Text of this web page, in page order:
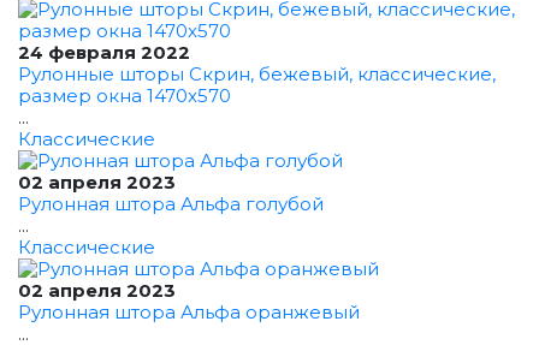
24 февраля 2022
Рулонные шторы Скрин, бежевый, классические,
размер окна 1470x570
...
Классические
02 апреля 2023
Рулонная штора Альфа голубой
...
Классические
02 апреля 2023
Рулонная штора Альфа оранжевый
...